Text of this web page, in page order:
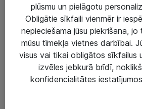
Risinājumi & Pakalpojumi
IT serviss un atbalsts
plūsmu un pielāgotu
Obligātie sīkfaili vienmēr ir
nepieciešama jūsu piekrišana, jo
mūsu tīmekļa vietnes darbībai.
visus vai tikai obligātos sīkfailus
izvēles jebkurā brīdī,
konfidencialitātes